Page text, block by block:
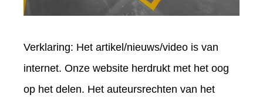
Verklaring: Het artikel/nieuws/video is van
internet. Onze website herdrukt met het oog
op het delen. Het auteursrechten van het